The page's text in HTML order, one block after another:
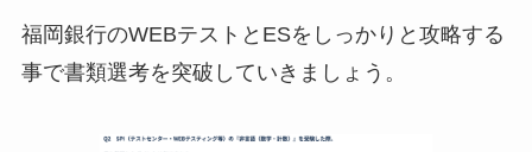
福岡銀行のWEBテストとESをしっかりと攻略する
事で書類選考を突破していきましょう。